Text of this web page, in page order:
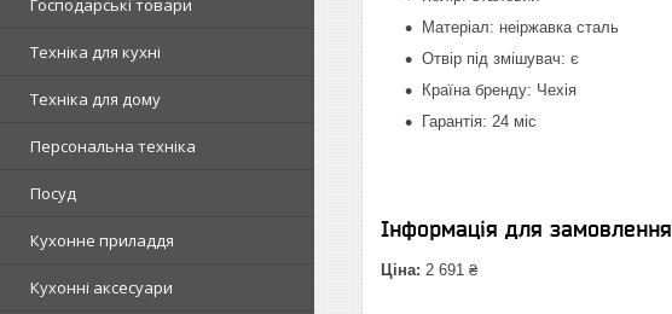
Господарські товари
Техніка для кухні
Техніка для дому
Персональна техніка
Посуд
Кухонне приладдя
Кухонні аксесуари
Матеріал: неіржавка сталь
Отвір під змішувач: є
Країна бренду: Чехія
Гарантія: 24 міс
Інформація для замовлення
Ціна: 2 691 ₴